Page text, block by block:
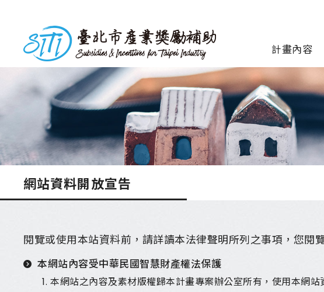
內
台北市產業獎勵補助
計畫內容
網站資料開放宣告
閱覽或使用本站資料前，請詳讀本法律聲明所列之事項，您閱
本網站內容受中華民國智慧財產權法保護
本網站之內容及素材版權歸本計畫專案辦公室所有，使用本網站